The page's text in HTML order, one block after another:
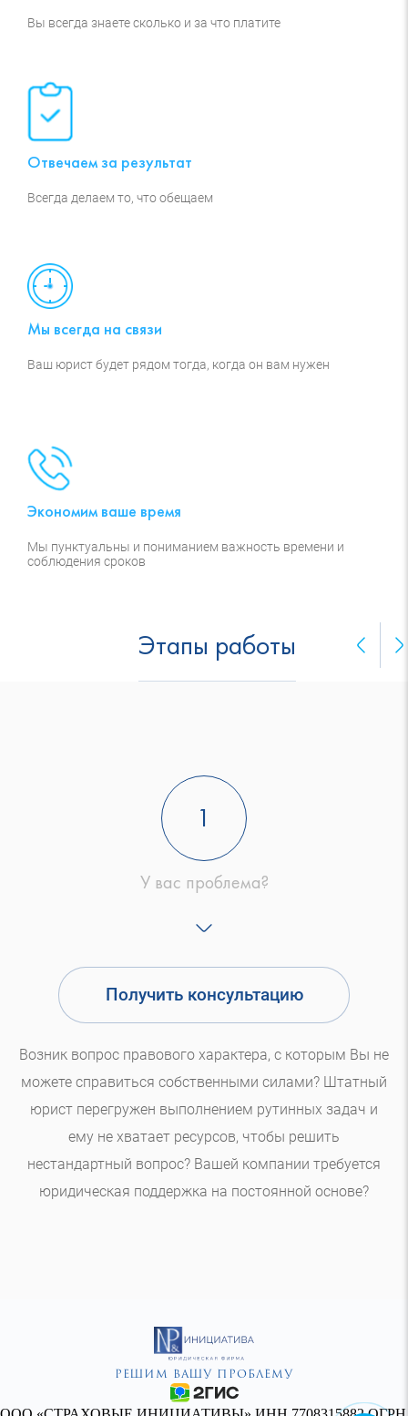
Вы всегда знаете сколько и за что платите
Отвечаем за результат
Всегда делаем то, что обещаем
Мы всегда на связи
Ваш юрист будет рядом тогда, когда он вам нужен
Экономим ваше время
Мы пунктуальны и пониманием важность времени и
соблюдения сроков
Этапы работы
1
У вас проблема?
Получить консультацию
Возник вопрос правового характера, с которым Вы не
можете справиться собственными силами? Штатный
юрист перегружен выполнением рутинных задач и
ему не хватает ресурсов, чтобы решить
нестандартный вопрос? Вашей компании требуется
юридическая поддержка на постоянной основе?
Решим Вашу Проблему